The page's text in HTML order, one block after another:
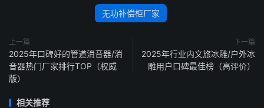
无功补偿柜厂家
上一篇
2025年口碑好的管道消音器/消
音器热门厂家排行TOP（权威
版）
下一篇
2025年行业内文旅冰雕/户外冰
雕用户口碑最佳榜（高评价）
相关推荐